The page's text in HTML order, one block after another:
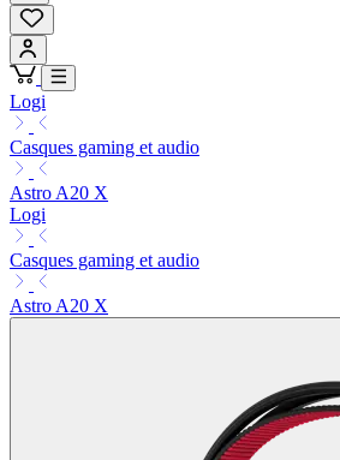
Logi
Casques gaming et audio
Astro A20 X
Logi
Casques gaming et audio
Astro A20 X